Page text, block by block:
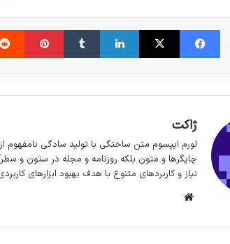
فیس بوک X لینکدین ‫تامبلر
ژاکت
لورم ایپسوم متن ساختگی با تولید سادگی
چاپگرها و متون بلکه روزنامه و مجله در ستون و
نیاز و کاربردهای متنوع با هدف بهبود ابزارهای